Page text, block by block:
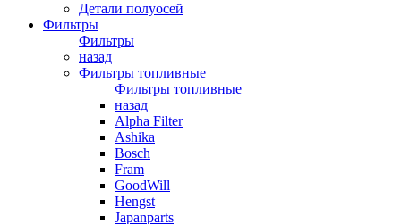
Детали полуосей
Фильтры
Фильтры
назад
Фильтры топливные
Фильтры топливные
назад
Alpha Filter
Ashika
Bosch
Fram
GoodWill
Hengst
Japanparts